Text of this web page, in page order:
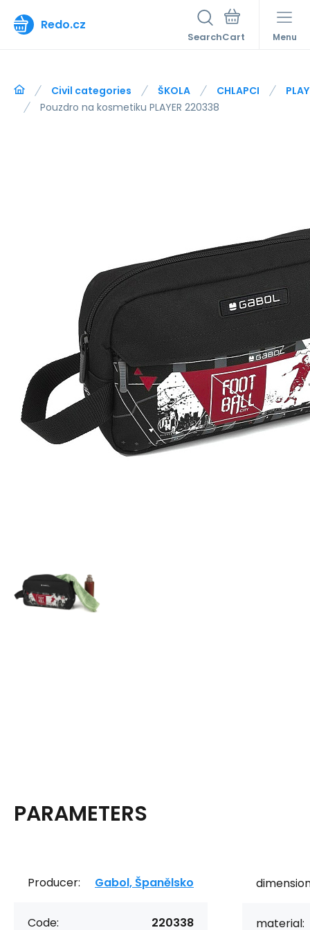
Redo.cz
Search Menu
Civil categories ŠKOLA CHLAPCI
Pouzdro na kosmetiku PLAYER 220338
PARAMETERS
Producer: Gabol, Španělsko
Code: 220338 material: